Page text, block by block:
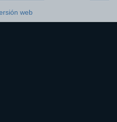
web